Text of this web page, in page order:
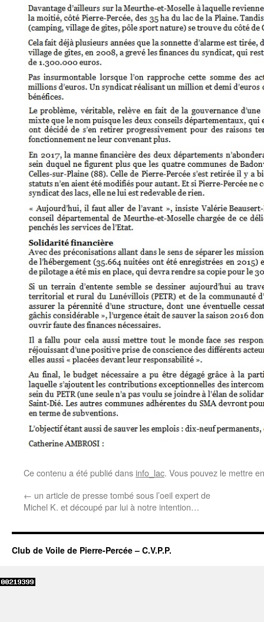
Ce contenu a été publié dans info_lac. Vous pouvez le mettre
← un article de presse tombé sous l’oeil expert de
Michel K. et découpé par lui à notre intention…
Club de Voile de Pierre-Percée – C.V.P.P.